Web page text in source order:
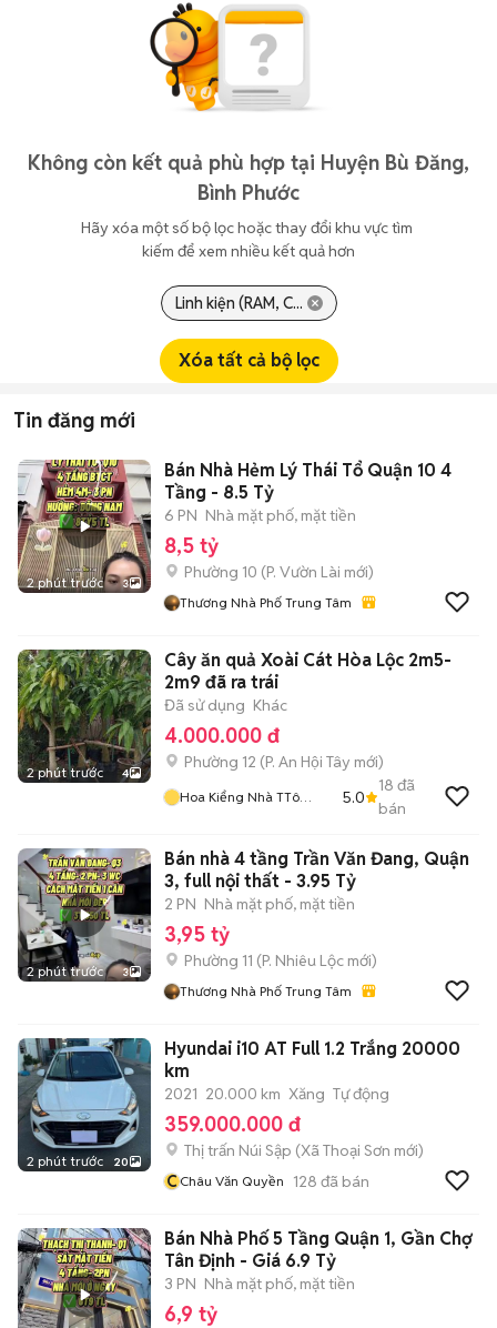
Không còn kết quả phù hợp tại Huyện Bù Đăng,
Bình Phước
Hãy xóa một số bộ lọc hoặc thay đổi khu vực tìm
kiếm để xem nhiều kết quả hơn
Linh kiện (RAM, C...
Xóa tất cả bộ lọc
Tin đăng mới
2 phút trước 3
Bán Nhà Hẻm Lý Thái Tổ Quận 10 4
Tầng - 8.5 Tỷ
6 PN Nhà mặt phố, mặt tiền
8,5 tỷ
Phường 10 (P. Vườn Lài mới)
Thương Nhà Phố Trung Tâm
2 phút trước 4
Cây ăn quả Xoài Cát Hòa Lộc 2m5-
2m9 đã ra trái
Đã sử dụng Khác
4.000.000 đ
Phường 12 (P. An Hội Tây mới)
Hoa Kiểng Nhà TTô
5.0
18 đã
bán
2 phút trước 3
Bán nhà 4 tầng Trần Văn Đang, Quận
3, full nội thất - 3.95 Tỷ
2 PN Nhà mặt phố, mặt tiền
3,95 tỷ
Phường 11 (P. Nhiêu Lộc mới)
Thương Nhà Phố Trung Tâm
2 phút trước 20
Hyundai i10 AT Full 1.2 Trắng 20000
km
2021 20.000 km Xăng Tự động
359.000.000 đ
Thị trấn Núi Sập (Xã Thoại Sơn mới)
CChâu Văn Quyền 128 đã bán
Bán Nhà Phố 5 Tầng Quận 1, Gần Chợ
Tân Định - Giá 6.9 Tỷ
3 PN Nhà mặt phố, mặt tiền
6,9 tỷ